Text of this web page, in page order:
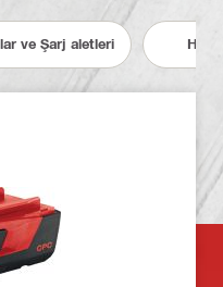
ve Şarj aletleri